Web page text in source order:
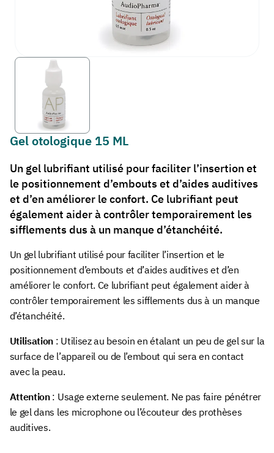
Gel otologique 15 ML
Un gel lubrifiant utilisé pour faciliter l’insertion et
le positionnement d’embouts et d’aides auditives
et d’en améliorer le confort. Ce lubrifiant peut
également aider à contrôler temporairement les
sifflements dus à un manque d’étanchéité.
Un gel lubrifiant utilisé pour faciliter l’insertion et le
positionnement d’embouts et d’aides auditives et d’en
améliorer le confort. Ce lubrifiant peut également aider à
contrôler temporairement les sifflements dus à un manque
d’étanchéité.
Utilisation : Utilisez au besoin en étalant un peu de gel sur la
surface de l’appareil ou de l’embout qui sera en contact
avec la peau.
Attention: Usage externe seulement. Ne pas faire pénétrer
le gel dans les microphone ou l’écouteur des prothèses
auditives.